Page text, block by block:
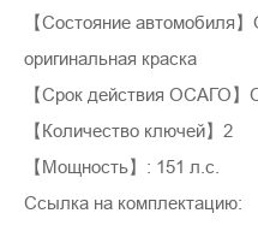
【Состояние автомобиля
оригинальная краска
【Срок действия ОСАГО】
【Количество ключей】2
【Мощность】: 151 л.с.
Ссылка на комплектацию: